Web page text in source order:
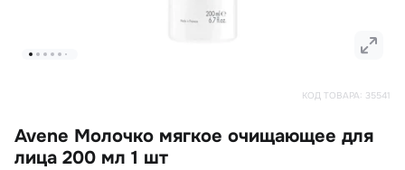
КОД ТОВАРА: 35541
Avene Молочко мягкое очищающее для
лица 200 мл 1 шт